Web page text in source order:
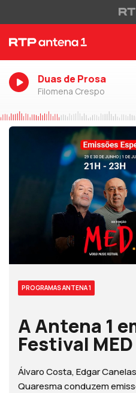
Duas de Prosa
Filomena Crespo
PROGRAMAS ANTENA 1
A Antena 1
Festival MED
Álvaro Costa, Edgar
Quaresma conduzem